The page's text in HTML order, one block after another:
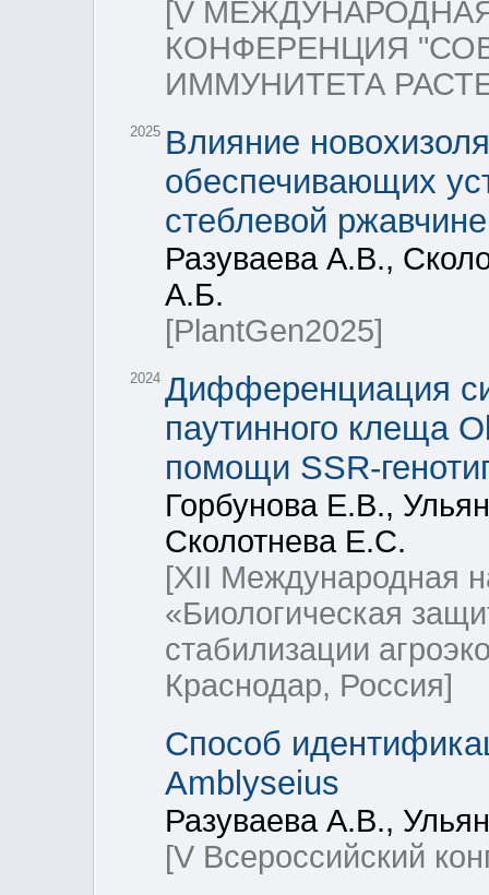
[V
КОНФЕРЕНЦИЯ
ИММУНИТЕТА
2025 Влияние
обеспечивающих
стеблевой ржавчине
Разуваева А.В.,
А.Б.
[PlantGen2025]
2024 Дифференциация
паутинного клеща
помощи SSR-
Горбунова Е.В.,
Сколотнева Е.С.
[XII Международная
«Биологическая
стабилизации
Краснодар, Россия]
Способ
Amblyseius
Разуваева А.В.,
[V Всероссийский